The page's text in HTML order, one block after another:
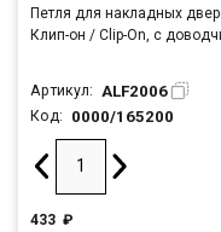
Петля для накладных
Клип-он / Clip-On, с
Артикул: ALF2006
Код: 0000/165200
433 ₽